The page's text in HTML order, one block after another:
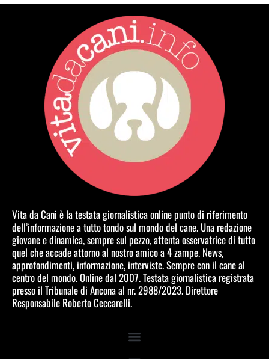
Vita da Cani è la testata giornalistica online punto di riferimento
dell’informazione a tutto tondo sul mondo del cane. Una redazione
giovane e dinamica, sempre sul pezzo, attenta osservatrice di tutto
quel che accade attorno al nostro amico a 4 zampe. News,
approfondimenti, informazione, interviste. Sempre con il cane al
centro del mondo. Online dal 2007. Testata giornalistica registrata
presso il Tribunale di Ancona al nr. 2988/2023. Direttore
Responsabile Roberto Ceccarelli.